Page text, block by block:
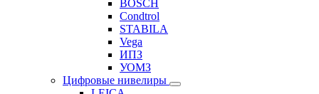
BOSCH
Condtrol
STABILA
Vega
ИПЗ
УОМЗ
Цифровые нивелиры